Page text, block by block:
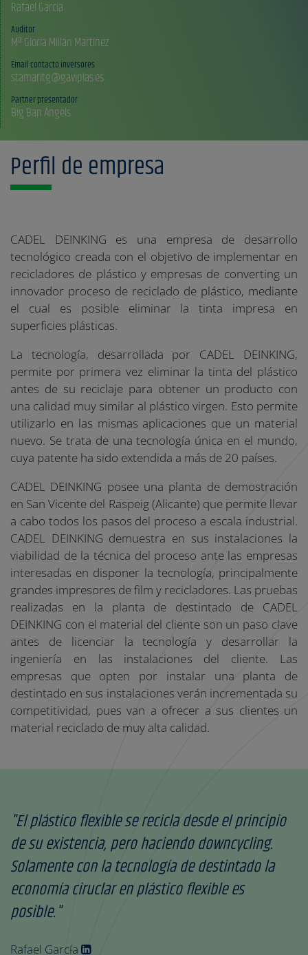
Auditor
Mª Gloria Millán Martínez
Email contacto inversores
stamaritg@gaviplas.es
Partner presentador
Big Ban Angels
Perfil de empresa
CADEL DEINKING es una empresa de desarrollo
tecnológico creada con el objetivo de implementar en
recicladores de plástico y empresas de converting un
innovador proceso de reciclado de plástico, mediante
el cual es posible eliminar la tinta impresa en
superficies plásticas.
La tecnología, desarrollada por CADEL DEINKING,
permite por primera vez eliminar la tinta del plástico
antes de su reciclaje para obtener un producto con
una calidad muy similar al plástico virgen. Esto permite
utilizarlo en las mismas aplicaciones que un material
nuevo. Se trata de una tecnología única en el mundo,
cuya patente ha sido extendida a más de 20 países.
CADEL DEINKING posee una planta de demostración
en San Vicente del Raspeig (Alicante) que permite llevar
a cabo todos los pasos del proceso a escala industrial.
CADEL DEINKING demuestra en sus instalaciones la
viabilidad de la técnica del proceso ante las empresas
interesadas en disponer la tecnología, principalmente
grandes impresores de film y recicladores. Las pruebas
realizadas en la planta de destintado de CADEL
DEINKING con el material del cliente son un paso clave
antes de licenciar la tecnología y desarrollar la
ingeniería en las instalaciones del cliente. Las
empresas que opten por instalar una planta de
destintado en sus instalaciones verán incrementada su
competitividad, pues van a ofrecer a sus clientes un
material reciclado de muy alta calidad.
"El plástico flexible se recicla desde el principio
de su existencia, pero haciendo downcycling.
Solamente con la tecnología de destintado la
economía ciruclar en plástico flexible es
posible."
Rafael García